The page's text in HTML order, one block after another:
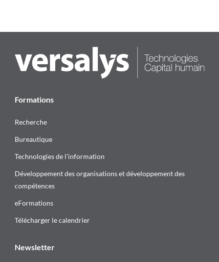
Formations
Recherche
Bureautique
Technologies de l’information
Développement des organisations et développement des
compétences
eFormations
Télécharger le calendrier
Newsletter